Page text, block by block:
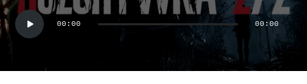
FAQs
Odtwarzacz
plików
00:00 00:00